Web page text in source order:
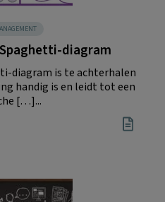
diagram
diagram is te achterhalen
handig is en leidt tot een
[…]...